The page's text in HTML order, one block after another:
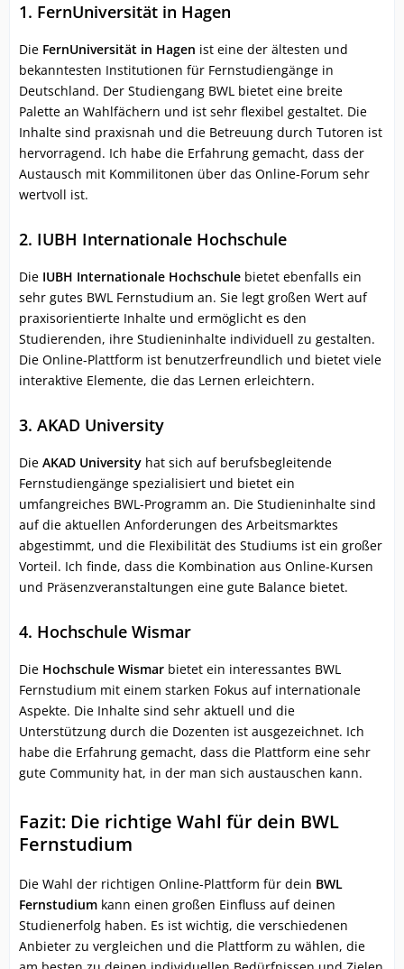
1. FernUniversität in Hagen
Die FernUniversität in Hagen ist eine der ältesten und
bekanntesten Institutionen für Fernstudiengänge in
Deutschland. Der Studiengang BWL bietet eine breite
Palette an Wahlfächern und ist sehr flexibel gestaltet. Die
Inhalte sind praxisnah und die Betreuung durch Tutoren ist
hervorragend. Ich habe die Erfahrung gemacht, dass der
Austausch mit Kommilitonen über das Online-Forum sehr
wertvoll ist.
2. IUBH Internationale Hochschule
Die IUBH Internationale Hochschule bietet ebenfalls ein
sehr gutes BWL Fernstudium an. Sie legt großen Wert auf
praxisorientierte Inhalte und ermöglicht es den
Studierenden, ihre Studieninhalte individuell zu gestalten.
Die Online-Plattform ist benutzerfreundlich und bietet viele
interaktive Elemente, die das Lernen erleichtern.
3. AKAD University
Die AKAD University hat sich auf berufsbegleitende
Fernstudiengänge spezialisiert und bietet ein
umfangreiches BWL-Programm an. Die Studieninhalte sind
auf die aktuellen Anforderungen des Arbeitsmarktes
abgestimmt, und die Flexibilität des Studiums ist ein großer
Vorteil. Ich finde, dass die Kombination aus Online-Kursen
und Präsenzveranstaltungen eine gute Balance bietet.
4. Hochschule Wismar
Die Hochschule Wismar bietet ein interessantes BWL
Fernstudium mit einem starken Fokus auf internationale
Aspekte. Die Inhalte sind sehr aktuell und die
Unterstützung durch die Dozenten ist ausgezeichnet. Ich
habe die Erfahrung gemacht, dass die Plattform eine sehr
gute Community hat, in der man sich austauschen kann.
Fazit: Die richtige Wahl für dein BWL
Fernstudium
Die Wahl der richtigen Online-Plattform für dein BWL
Fernstudium kann einen großen Einfluss auf deinen
Studienerfolg haben. Es ist wichtig, die verschiedenen
Anbieter zu vergleichen und die Plattform zu wählen, die